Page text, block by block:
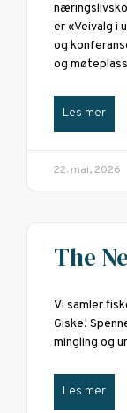
er «Veivalg i
og
og
Les mer
22. mai, 2026
The
Vi samler
Giske!
mingling og
Les mer